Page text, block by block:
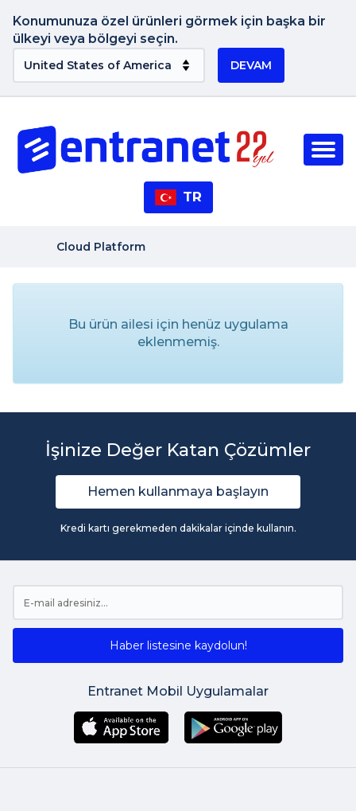
Konumunuza özel ürünleri görmek için başka bir
ülkeyi veya bölgeyi seçin.
DEVAM
TR
Cloud Platform
Bu ürün ailesi için henüz uygulama
eklenmemiş.
İşinize Değer Katan Çözümler
Hemen kullanmaya başlayın
Kredi kartı gerekmeden dakikalar içinde kullanın.
Haber listesine kaydolun!
Entranet Mobil Uygulamalar